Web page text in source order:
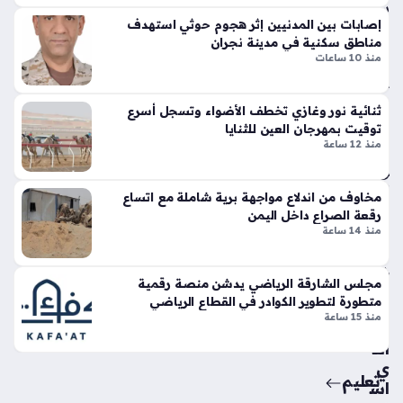
تين
نتا
ل
ي
تي
س
وبر
سب
ورت
س
تك
قوا
عد
الت
مي
م
الت
سا
عة
واح
دة
أبو
ظب
ي
تند
بالا
داء
الإي
ران
الذ
ي
اس
إصابات بين المدنيين إثر هجوم حوثي استهدف
مناطق سكنية في مدينة نجران
منذ 10 ساعات
ثنائية نور وغازي تخطف الأضواء وتسجل أسرع
توقيت بمهرجان العين للثنايا
منذ 12 ساعة
مخاوف من اندلاع مواجهة برية شاملة مع اتساع
رقعة الصراع داخل اليمن
منذ 14 ساعة
مجلس الشارقة الرياضي يدشن منصة رقمية
متطورة لتطوير الكوادر في القطاع الرياضي
منذ 15 ساعة
تعليم